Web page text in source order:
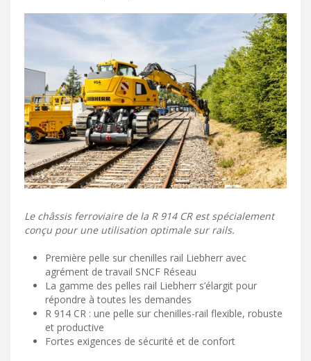
Le châssis ferroviaire de la R 914 CR est spécialement
conçu pour une utilisation optimale sur rails.
Première pelle sur chenilles rail Liebherr avec
agrément de travail SNCF Réseau
La gamme des pelles rail Liebherr s’élargit pour
répondre à toutes les demandes
R 914 CR : une pelle sur chenilles-rail flexible, robuste
et productive
Fortes exigences de sécurité et de confort